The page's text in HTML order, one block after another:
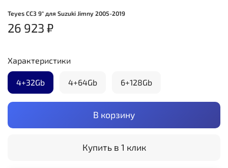
Teyes CC3 9" для Suzuki Jimny 2005-2019
26 923 ₽
В корзину
Купить в 1 клик
Характеристики
4+32Gb 4+64Gb 6+128Gb